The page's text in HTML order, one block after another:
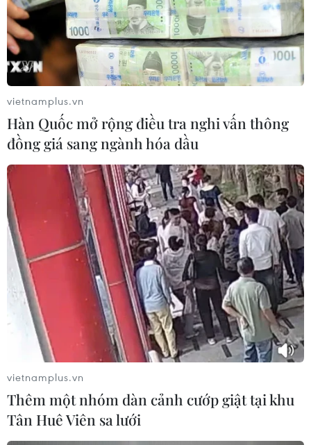
vietnamplus.vn
Hàn Quốc mở rộng điều tra nghi vấn thông
đồng giá sang ngành hóa dầu
vietnamplus.vn
Thêm một nhóm dàn cảnh cướp giật tại khu
Tân Huê Viên sa lưới